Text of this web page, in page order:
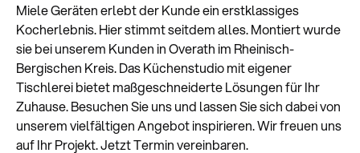
Miele Geräten erlebt der Kunde ein erstklassiges
Kocherlebnis. Hier stimmt seitdem alles. Montiert wurde
sie bei unserem Kunden in Overath im Rheinisch-
Bergischen Kreis. Das Küchenstudio mit eigener
Tischlerei bietet maßgeschneiderte Lösungen für Ihr
Zuhause. Besuchen Sie uns und lassen Sie sich dabei von
unserem vielfältigen Angebot inspirieren. Wir freuen uns
auf Ihr Projekt. Jetzt Termin vereinbaren.